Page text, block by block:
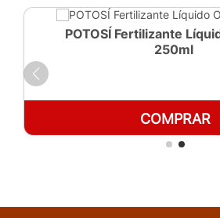
POTOSÍ Fertilizante
250ml
COMPRAR